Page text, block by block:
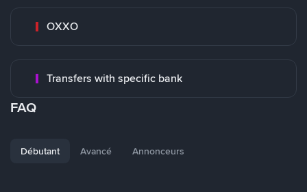
OXXO
Transfers with specific bank
FAQ
Débutant Avancé Annonceurs